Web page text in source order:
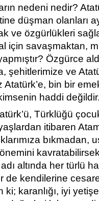
nedeni nedir?
düşman olanları
ve özgürlükleri
için savaşmaktan,
Özgürce
şehitlerimize ve
Atatürk’e, bin bir
haddi
Türklüğü
itibaren
bıkmadan,
altında her türlü
de kendilerine
ki; karanlığı, iyi